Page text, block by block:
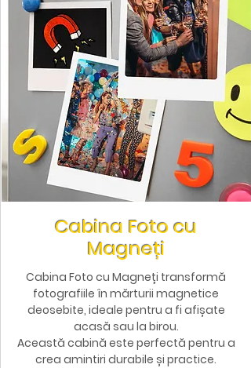
Cabina Foto cu
Magneți
Cabina Foto cu Magneți transformă
fotografiile în mărturii magnetice
deosebite, ideale pentru a fi afișate
acasă sau la birou.
Această cabină este perfectă pentru a
crea amintiri durabile și practice.